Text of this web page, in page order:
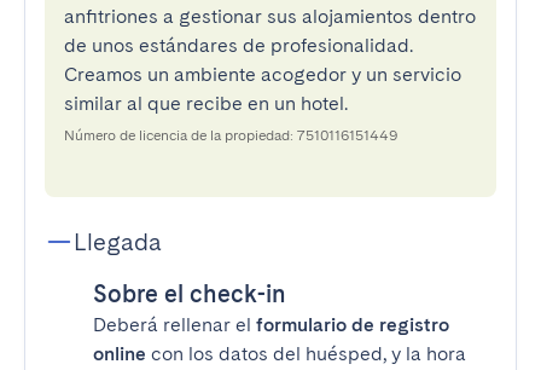
anfitriones a gestionar sus alojamientos dentro
de unos estándares de profesionalidad.
Creamos un ambiente acogedor y un servicio
similar al que recibe en un hotel.
Número de licencia de la propiedad: 7510116151449
Llegada
Sobre el check-in
Deberá rellenar el formulario de registro
online con los datos del huésped, y la hora